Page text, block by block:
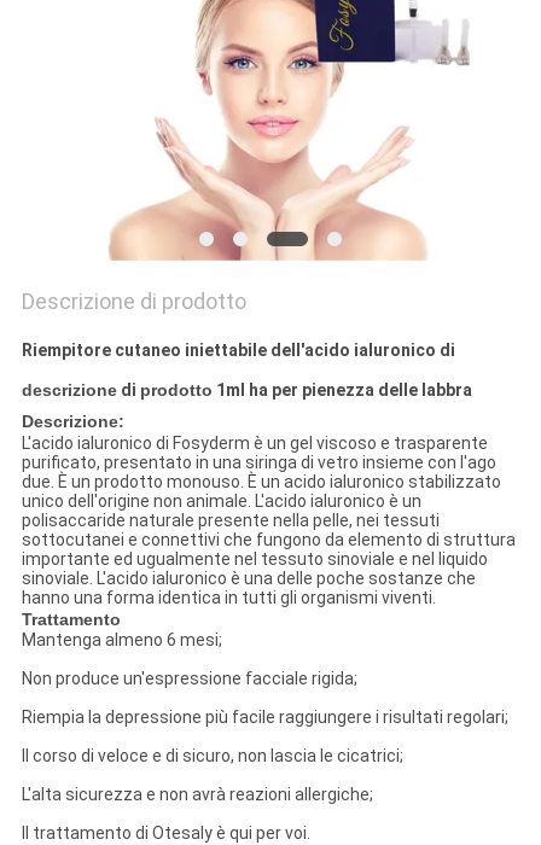
Descrizione di prodotto
Riempitore cutaneo iniettabile dell'acido ialuronico di
descrizionedi prodotto 1ml ha per pienezza delle labbra
Descrizione:
L'acido ialuronico di Fosyderm è un gel viscoso e trasparente
purificato, presentato in una siringa di vetro insieme con l'ago
due. È un prodotto monouso. È un acido ialuronico stabilizzato
unico dell'origine non animale. L'acido ialuronico è un
polisaccaride naturale presente nella pelle, nei tessuti
sottocutanei e connettivi che fungono da elemento di struttura
importante ed ugualmente nel tessuto sinoviale e nel liquido
sinoviale. L'acido ialuronico è una delle poche sostanze che
hanno una forma identica in tutti gli organismi viventi.
Trattamento
Mantenga almeno 6 mesi;
Non produce un'espressione facciale rigida;
Riempia la depressione più facile raggiungere i risultati regolari;
Il corso di veloce e di sicuro, non lascia le cicatrici;
L'alta sicurezza e non avrà reazioni allergiche;
Il trattamento di Otesaly è qui per voi.